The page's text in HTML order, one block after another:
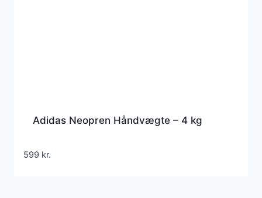
Adidas Neopren Håndvægte – 4 kg
599 kr.